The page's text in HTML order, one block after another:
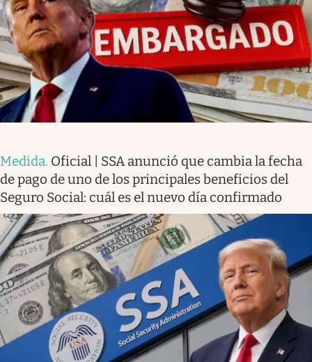
Medida. Oficial | SSA anunció que cambia la fecha
de pago de uno de los principales beneficios del
Seguro Social: cuál es el nuevo día confirmado